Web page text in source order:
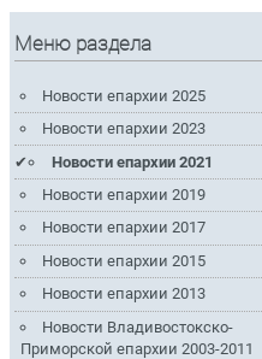
Меню раздела
Новости епархии 2025
Новости епархии 2023
Новости епархии 2021
Новости епархии 2019
Новости епархии 2017
Новости епархии 2015
Новости епархии 2013
Новости Владивостокско-
Приморской епархии 2003-2011